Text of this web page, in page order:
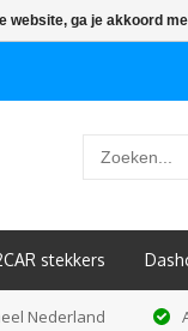
stekkers
Nederland
website, ga je akkoord